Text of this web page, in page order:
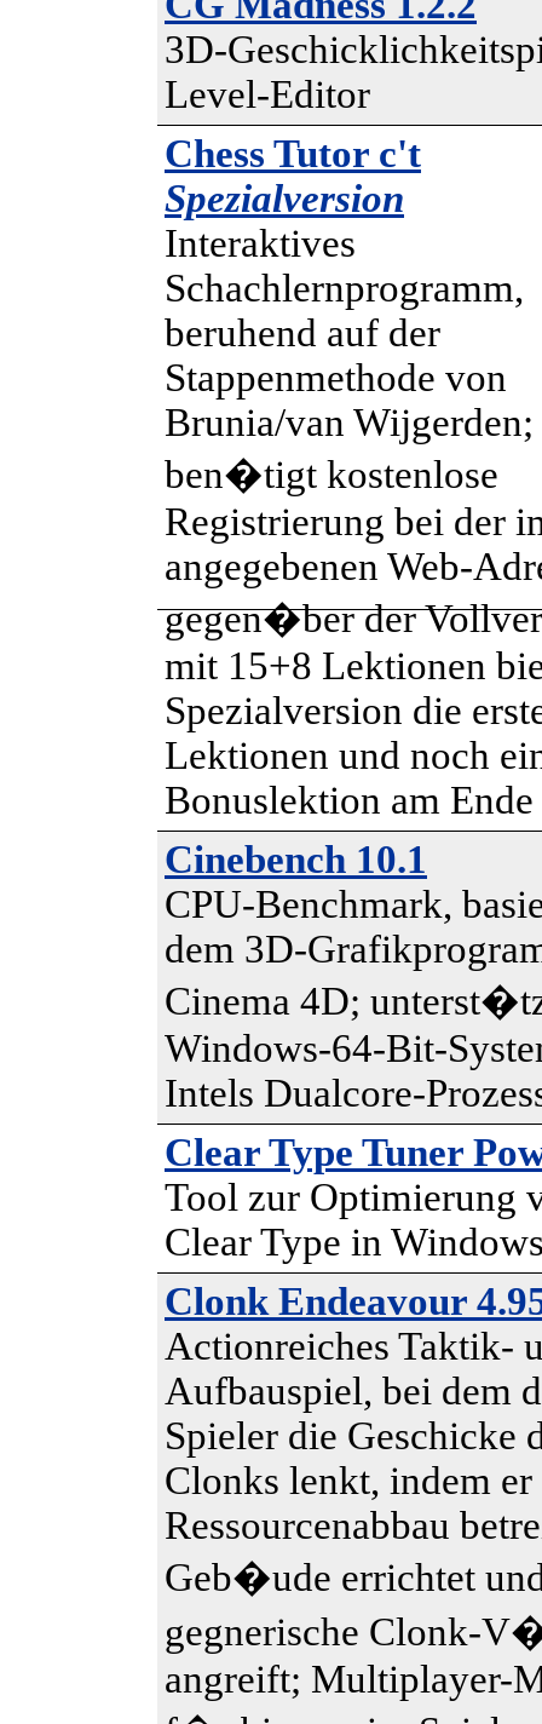
3D-
Level-Editor
Chess Tutor c't
Spezialversion
Interaktives
Schachlernprogramm,
beruhend auf der
Stappenmethode von
Brunia/van Wijgerden;
ben�tigt kostenlose
Registrierung bei der
angegebenen Web-
gegen�ber der
mit 15+8 Lektionen
Spezialversion die
Lektionen und noch
Bonuslektion am Ende
Cinebench 10.1
CPU-Benchmark,
dem 3D-
Cinema 4D;
Windows-64-Bit-
Intels Dualcore-
Clear Type Tuner
Tool zur Optimierung
Clear Type in
Clonk Endeavour
Actionreiches Taktik-
Aufbauspiel, bei dem
Spieler die Geschicke
Clonks lenkt, indem er
Ressourcenabbau
Geb�ude errichtet
gegnerische Clonk-
angreift; Multiplayer-